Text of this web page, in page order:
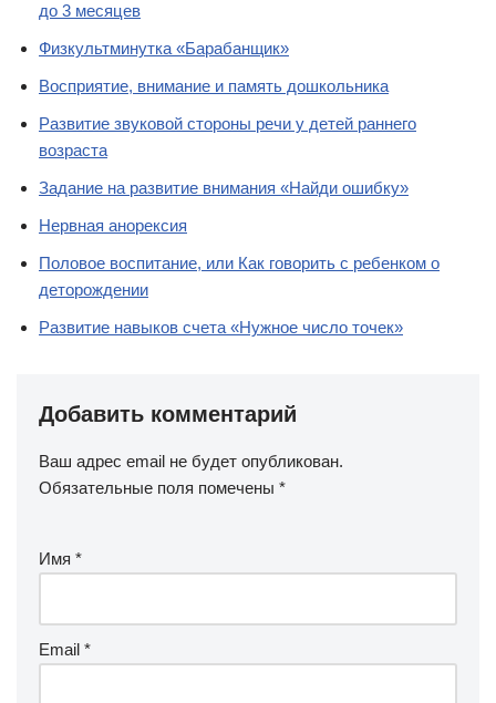
до 3 месяцев
Физкультминутка «Барабанщик»
Восприятие, внимание и память дошкольника
Развитие звуковой стороны речи у детей раннего
возраста
Задание на развитие внимания «Найди ошибку»
Нервная анорексия
Половое воспитание, или Как говорить с ребенком о
деторождении
Развитие навыков счета «Нужное число точек»
Добавить комментарий
Ваш адрес email не будет опубликован.
Обязательные поля помечены *
Имя *
Email *